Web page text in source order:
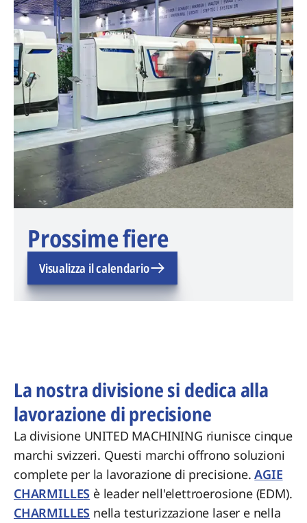
Prossime fiere
Visualizza il calendario
La nostra divisione si dedica alla
lavorazione di precisione
La divisione UNITED MACHINING riunisce cinque
marchi svizzeri. Questi marchi offrono soluzioni
complete per la lavorazione di precisione.AGIE
CHARMILLES è leader nell'elettroerosione (EDM).
CHARMILLES nella testurizzazione laser e nella